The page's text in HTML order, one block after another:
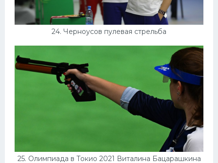
24. Черноусов пулевая стрельба
25. Олимпиада в Токио 2021 Виталина Бацарашкина